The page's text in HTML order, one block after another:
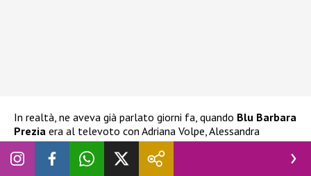
In realtà, ne aveva già parlato giorni fa, quando Blu Barbara
Prezia era al televoto con Adriana Volpe, Alessandra
Mussolini e Lucia Ilarido. L’ex tronista aveva già espresso
l’intenzione di ritirarsinel caso Blu fosse stata eliminata.